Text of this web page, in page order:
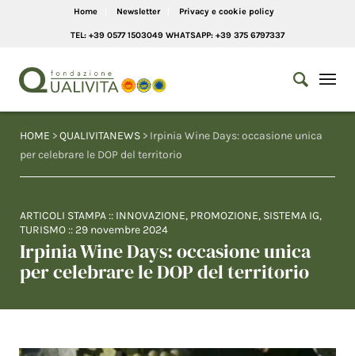
Home Newsletter Privacy e cookie policy
TEL: +39 0577 1503049 WHATSAPP: +39 375 6797337
HOME >QUALIVITANEWS > Irpinia Wine Days: occasione unica
per celebrare le DOP del territorio
ARTICOLI STAMPA :: INNOVAZIONE, PROMOZIONE, SISTEMA IG,
TURISMO :: 29 novembre 2024
Irpinia Wine Days: occasione unica
per celebrare le DOP del territorio